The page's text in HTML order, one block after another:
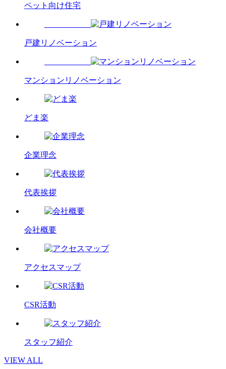
ペット向け住宅
戸建リノベーション
マンションリノベーション
どま楽
企業理念
代表挨拶
会社概要
アクセスマップ
CSR活動
スタッフ紹介
VIEW ALL